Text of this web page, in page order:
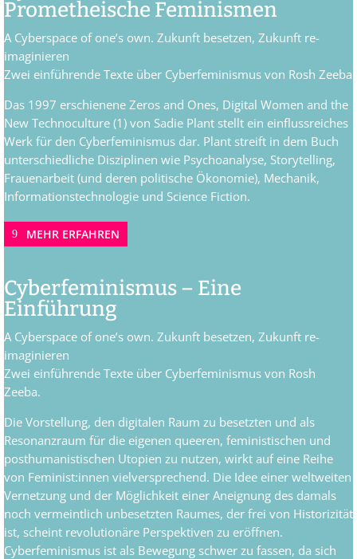
Prometheische Feminismen
A Cyberspace of one’s own. Zukunft besetzen, Zukunft re-
imaginieren
Zwei einführende Texte über Cyberfeminismus von Rosh Zeeba
Das 1997 erschienene Zeros and Ones, Digital Women and the
New Technoculture (1) von Sadie Plant stellt ein einflussreiches
Werk für den Cyberfeminismus dar. Plant streift in dem Buch
unterschiedliche Disziplinen wie Psychoanalyse, Storytelling,
Frauenarbeit (und deren politische Ökonomie), Mechanik,
Informationstechnologie und Science Fiction.
MEHR ERFAHREN
Cyberfeminismus – Eine
Einführung
A Cyberspace of one’s own. Zukunft besetzen, Zukunft re-
imaginieren
Zwei einführende Texte über Cyberfeminismus von Rosh
Zeeba.
Die Vorstellung, den digitalen Raum zu besetzten und als
Resonanzraum für die eigenen queeren, feministischen und
posthumanistischen Utopien zu nutzen, wirkt auf eine Reihe
von Feminist:innen vielversprechend. Die Idee einer weltweiten
Vernetzung und der Möglichkeit einer Aneignung des damals
noch vermeintlich unbesetzten Raumes, der frei von Historizität
ist, scheint revolutionäre Perspektiven zu eröffnen.
Cyberfeminismus ist als Bewegung schwer zu fassen, da sich